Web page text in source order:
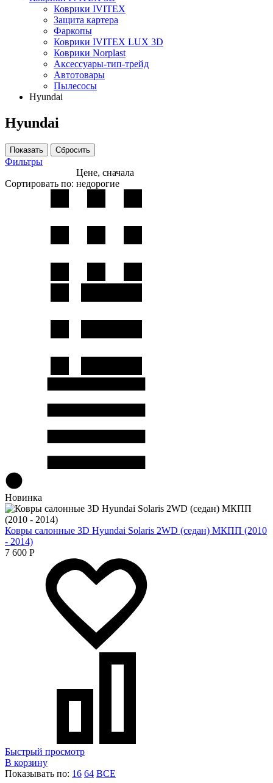
Коврики IVITEX
Защита картера
Фаркопы
Коврики IVITEX LUX 3D
Коврики Norplast
Аксессуары-тип-трейд
Автотовары
Пылесосы
Hyundai
Hyundai
Фильтры
Сортировать по:
Цене, сначала
недорогие
Новинка
Ковры салонные 3D Hyundai Solaris 2WD (седан) МКПП (2010
- 2014)
7 600 Р
Быстрый просмотр
В корзину
Показывать по: 16 64 ВСЕ